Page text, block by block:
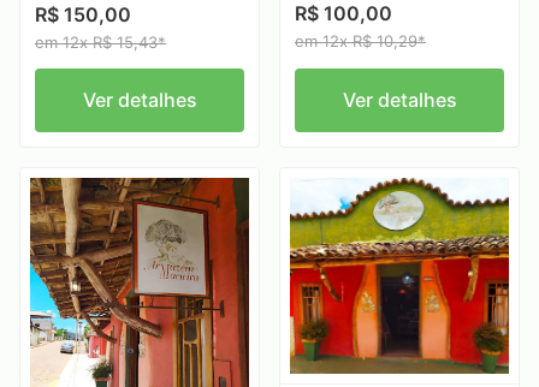
R$ 150,00
em 12x R$ 15,43*
Ver detalhes
R$ 100,00
em 12x R$ 10,29*
Ver detalhes